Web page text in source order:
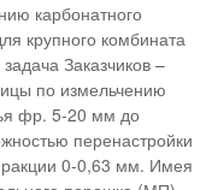
карбонатного
крупного комбината
Заказчиков –
по измельчению
фр. 5-20 мм до
перенастройки
0-0,63 мм. Имея